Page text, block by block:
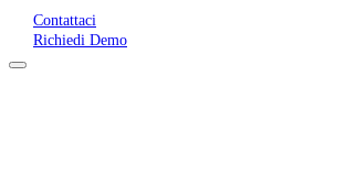
Contattaci
Richiedi Demo